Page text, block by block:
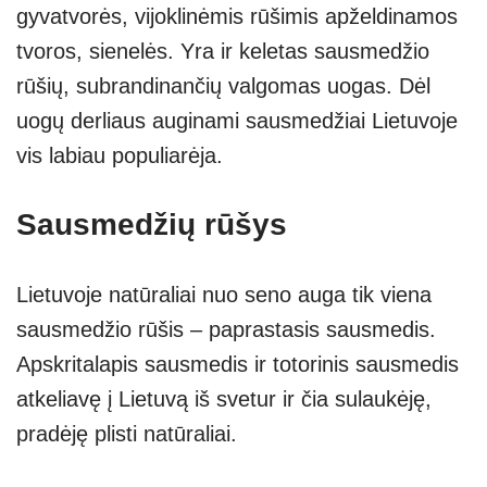
gyvatvorės, vijoklinėmis rūšimis apželdinamos
tvoros, sienelės. Yra ir keletas sausmedžio
rūšių, subrandinančių valgomas uogas. Dėl
uogų derliaus auginami sausmedžiai Lietuvoje
vis labiau populiarėja.
Sausmedžių rūšys
Lietuvoje natūraliai nuo seno auga tik viena
sausmedžio rūšis – paprastasis sausmedis.
Apskritalapis sausmedis ir totorinis sausmedis
atkeliavę į Lietuvą iš svetur ir čia sulaukėję,
pradėję plisti natūraliai.